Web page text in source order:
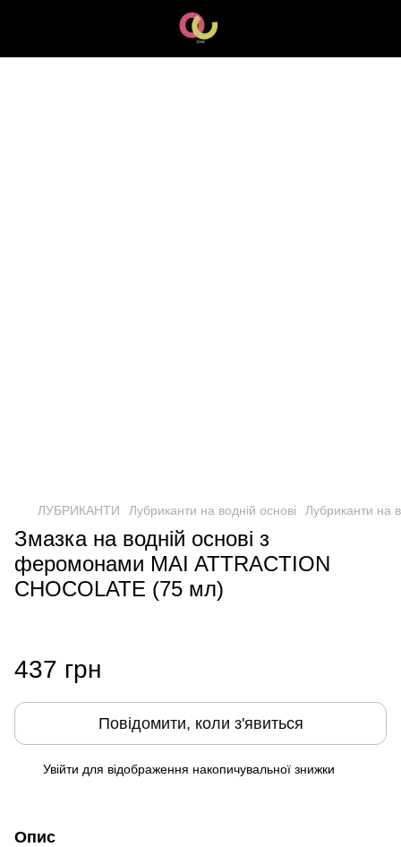
ЛУБРИКАНТИ Лубриканти на водній основі Лубриканти на
Змазка на водній основі з
феромонами MAI ATTRACTION
CHOCOLATE (75 мл)
437 грн
Повідомити, коли з'явиться
Увійти для відображення накопичувальної знижки
Опис